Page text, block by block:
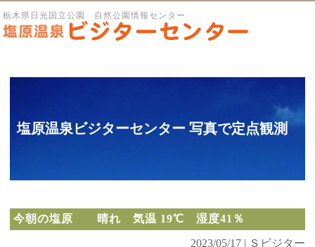
栃木県日光国立公園 自然公園情報センター
塩原温泉ビジターセンター 写真で定点観測
今朝の塩原 晴れ 気温 19℃ 湿度41％
2023/05/17 | Ｓビジター